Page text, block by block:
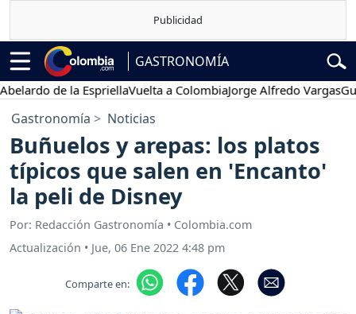
GASTRONOMÍA
de la EspriellaVuelta a ColombiaJorge Alfredo Vargas
Gastronomía Noticias
Buñuelos y arepas: los platos
típicos que salen en 'Encanto'
la peli de Disney
Por: Redacción Gastronomía • Colombia.com
Actualización • Jue, 06 Ene 2022 4:48 pm
Comparte en: